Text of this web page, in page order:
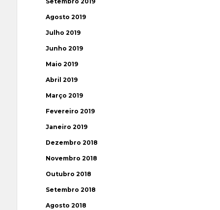
Agosto 2019
Julho 2019
Junho 2019
Maio 2019
Abril 2019
Março 2019
Fevereiro 2019
Janeiro 2019
Dezembro 2018
Novembro 2018
Outubro 2018
Setembro 2018
Agosto 2018